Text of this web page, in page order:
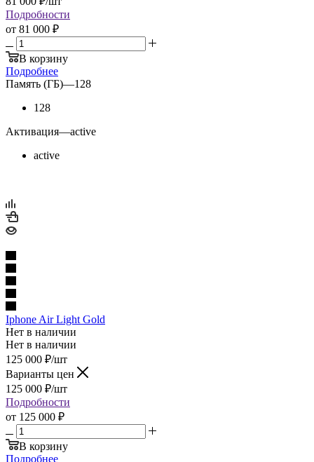
Подробности
от 81 000 ₽
В корзину
Подробнее
Память (ГБ)—128
128
Активация—active
active
Iphone Air Light Gold
Нет в наличии
Нет в наличии
125 000 ₽/шт
Варианты цен
125 000 ₽/шт
Подробности
от 125 000 ₽
В корзину
Подробнее